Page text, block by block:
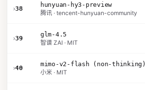
›38
hunyuan-hy3-preview
腾讯 · tencent-hunyuan-community
›39
glm-4.5
智谱 ZAI · MIT
›40
mimo-v2-flash (non-thinking)
小米 · MIT